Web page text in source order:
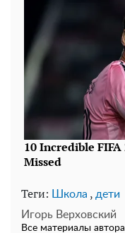
Теги: Школа , дети
Игорь Верховский
Все материалы автора